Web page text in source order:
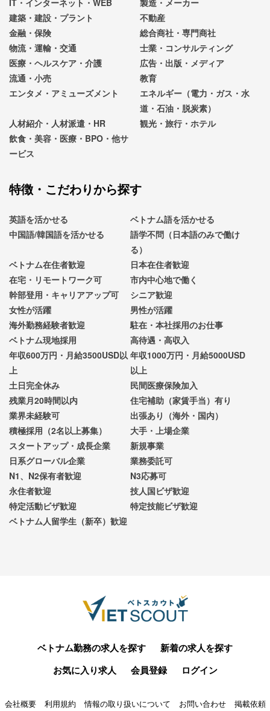
建築・建設・プラント
不動産
金融・保険
総合商社・専門商社
物流・運輸・交通
士業・コンサルティング
医療・ヘルスケア・介護
広告・出版・メディア
流通・小売
教育
エンタメ・アミューズメント
エネルギー（電力・ガス・水
道・石油・脱炭素）
人材紹介・人材派遣・HR
観光・旅行・ホテル
飲食・美容・医療・BPO・他サ
ービス
特徴・こだわりから探す
英語を活かせる
ベトナム語を活かせる
中国語/韓国語を活かせる
語学不問（日本語のみで働け
る）
ベトナム在住者歓迎
日本在住者歓迎
在宅・リモートワーク可
市内中心地で働く
幹部登用・キャリアアップ可
シニア歓迎
女性が活躍
男性が活躍
海外勤務経験者歓迎
駐在・本社採用のお仕事
ベトナム現地採用
高待遇・高収入
年収600万円・月給3500USD以
上
年収1000万円・月給5000USD
以上
土日完全休み
民間医療保険加入
残業月20時間以内
住宅補助（家賃手当）有り
業界未経験可
出張あり（海外・国内）
積極採用（2名以上募集）
大手・上場企業
スタートアップ・成長企業
新規事業
日系グローバル企業
業務委託可
N1、N2保有者歓迎
N3応募可
永住者歓迎
技人国ビザ歓迎
特定活動ビザ歓迎
特定技能ビザ歓迎
ベトナム人留学生（新卒）歓迎
ベトナム勤務の求人を探す
新着の求人を探す
お気に入り求人
会員登録 ログイン
会社概要 利用規約 情報の取り扱いについて お問い合わせ 掲載依頼